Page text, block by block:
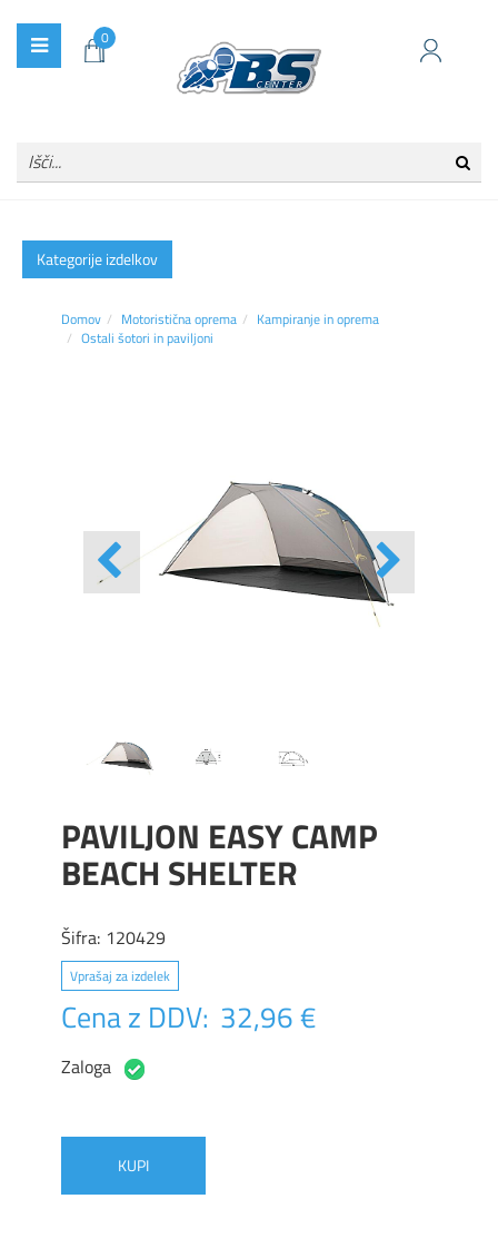
0
Kategorije izdelkov
Domov Motoristična oprema
Kampiranje in oprema
Ostali šotori in paviljoni
PAVILJON EASY CAMP
BEACH SHELTER
Šifra: 120429
Vprašaj za izdelek
Cena z DDV: 32,96 €
Zaloga
KUPI